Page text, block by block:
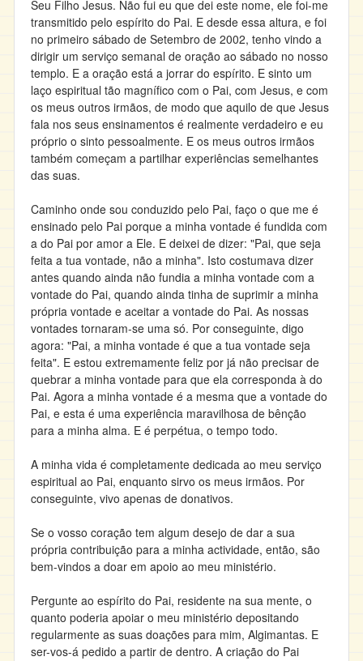
Seu Filho Jesus. Não fui eu que dei este nome, ele foi-me
transmitido pelo espírito do Pai. E desde essa altura, e foi
no primeiro sábado de Setembro de 2002, tenho vindo a
dirigir um serviço semanal de oração ao sábado no nosso
templo. E a oração está a jorrar do espírito. E sinto um
laço espiritual tão magnífico com o Pai, com Jesus, e com
os meus outros irmãos, de modo que aquilo de que Jesus
fala nos seus ensinamentos é realmente verdadeiro e eu
próprio o sinto pessoalmente. E os meus outros irmãos
também começam a partilhar experiências semelhantes
das suas.
Caminho onde sou conduzido pelo Pai, faço o que me é
ensinado pelo Pai porque a minha vontade é fundida com
a do Pai por amor a Ele. E deixei de dizer: "Pai, que seja
feita a tua vontade, não a minha". Isto costumava dizer
antes quando ainda não fundia a minha vontade com a
vontade do Pai, quando ainda tinha de suprimir a minha
própria vontade e aceitar a vontade do Pai. As nossas
vontades tornaram-se uma só. Por conseguinte, digo
agora: "Pai, a minha vontade é que a tua vontade seja
feita". E estou extremamente feliz por já não precisar de
quebrar a minha vontade para que ela corresponda à do
Pai. Agora a minha vontade é a mesma que a vontade do
Pai, e esta é uma experiência maravilhosa de bênção
para a minha alma. E é perpétua, o tempo todo.
A minha vida é completamente dedicada ao meu serviço
espiritual ao Pai, enquanto sirvo os meus irmãos. Por
conseguinte, vivo apenas de donativos.
Se o vosso coração tem algum desejo de dar a sua
própria contribuição para a minha actividade, então, são
bem-vindos a doar em apoio ao meu ministério.
Pergunte ao espírito do Pai, residente na sua mente, o
quanto poderia apoiar o meu ministério depositando
regularmente as suas doações para mim, Algimantas. E
ser-vos-á pedido a partir de dentro. A criação do Pai